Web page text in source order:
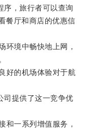
，旅行者可以查询
餐厅和商店的优惠信
境中畅快地上网，
的机场体验对于航
提供了这一竞争优
一系列增值服务，